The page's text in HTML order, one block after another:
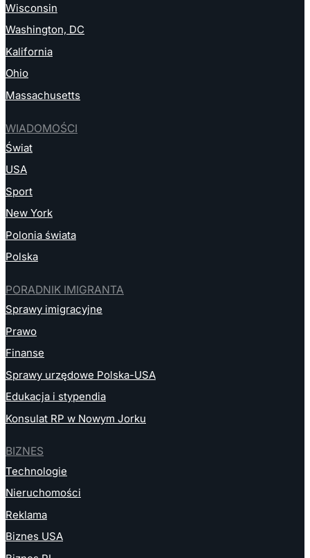
Wisconsin
Washington, DC
Kalifornia
Ohio
Massachusetts
WIADOMOŚCI
Świat
USA
Sport
New York
Polonia świata
Polska
PORADNIK IMIGRANTA
Sprawy imigracyjne
Prawo
Finanse
Sprawy urzędowe Polska-USA
Edukacja i stypendia
Konsulat RP w Nowym Jorku
BIZNES
Technologie
Nieruchomości
Reklama
Biznes USA